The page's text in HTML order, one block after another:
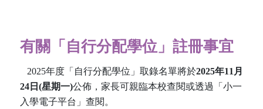
有關「自行分配學位」註冊事宜
2025年度「自行分配學位」取錄名單將於2025年11月
24日(星期一)公佈，家長可親臨本校查閱或透過「小一
入學電子平台」查閱。